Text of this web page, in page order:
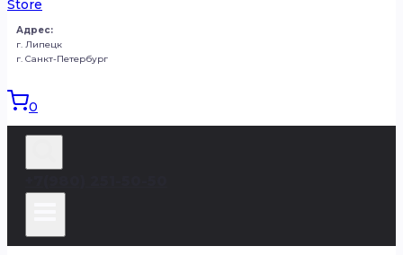
Адрес:
г. Липецк
г. Санкт-Петербург
0